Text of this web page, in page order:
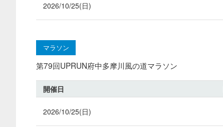
2026/10/25(日)
マラソン
第79回UPRUN府中多摩川風の道マラソン
開催日
2026/10/25(日)